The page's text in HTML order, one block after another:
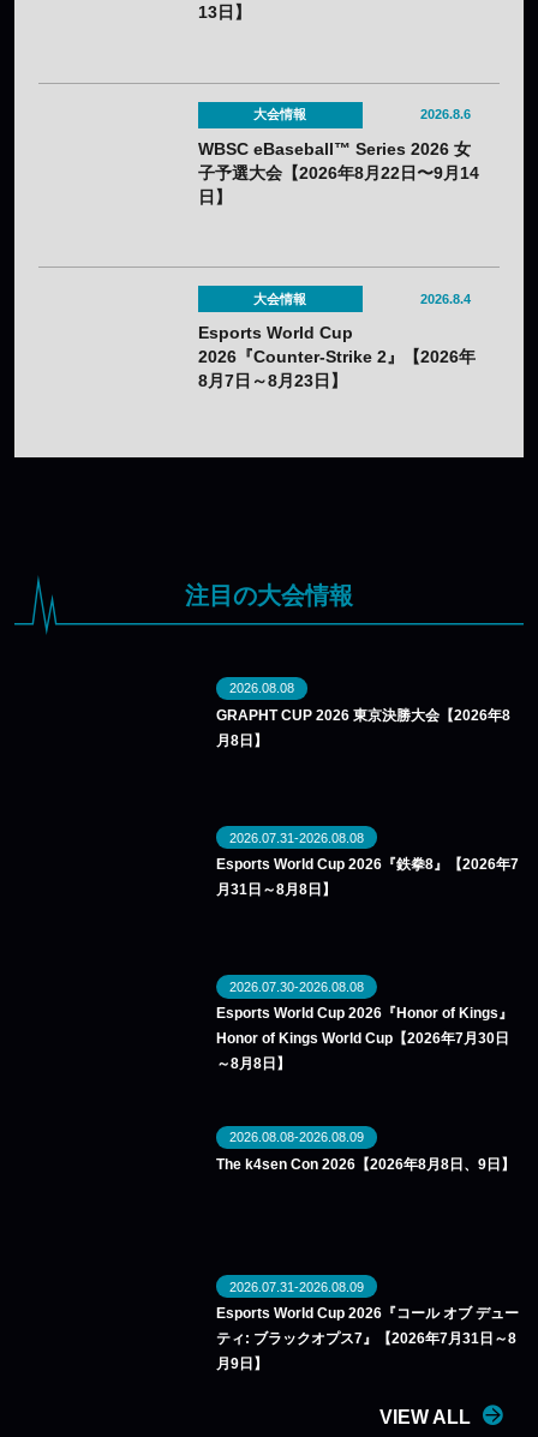
13日】
大会情報 2026.8.6
WBSC eBaseball™ Series 2026 女
子予選大会【2026年8月22日〜9月14
日】
大会情報 2026.8.4
Esports World Cup
2026『Counter-Strike 2』【2026年
8月7日～8月23日】
注目の大会情報
2026.08.08
GRAPHT CUP 2026 東京決勝大会【2026年8
月8日】
2026.07.31-2026.08.08
Esports World Cup 2026『鉄拳8』【2026年7
月31日～8月8日】
2026.07.30-2026.08.08
Esports World Cup 2026『Honor of Kings』
Honor of Kings World Cup【2026年7月30日
～8月8日】
2026.08.08-2026.08.09
The k4sen Con 2026【2026年8月8日、9日】
2026.07.31-2026.08.09
Esports World Cup 2026『コール オブ デュー
ティ: ブラックオプス7』【2026年7月31日～8
月9日】
VIEW ALL